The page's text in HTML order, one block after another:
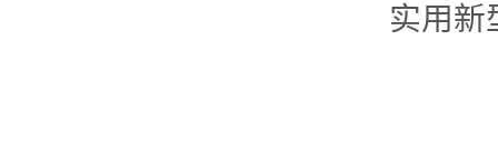
实用新